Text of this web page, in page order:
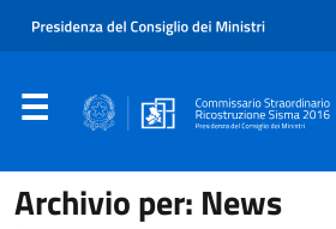
Archivio per: News